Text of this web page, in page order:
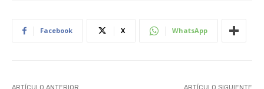
Facebook X WhatsApp